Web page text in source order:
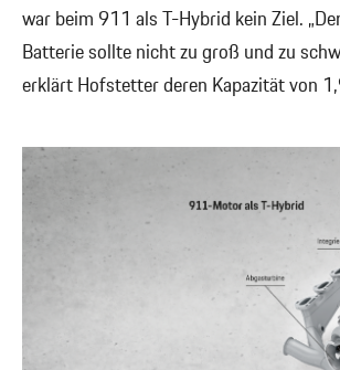
war beim 911 als T-Hybrid kein Ziel.
Batterie sollte nicht zu groß und zu
erklärt Hofstetter deren Kapazität von